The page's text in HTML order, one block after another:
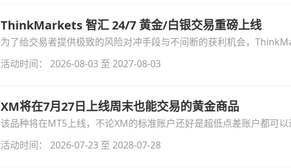
ThinkMarkets 智汇 24/7 黄金/白银交易重磅上线
为了给交易者提供极致的风险对冲手段与不间断的获利机会，
与白银交易！本文将为您详细拆解本次升级的核心交易品种、杠杆配
活动时间： 2026-08-03 至 2027-08-03
XM将在7月27日上线周末也能交易的黄金商品
该品种将在MT5上线，不论XM的标准账户还好是超低点差账户都可以
活动时间： 2026-07-23 至 2028-07-28